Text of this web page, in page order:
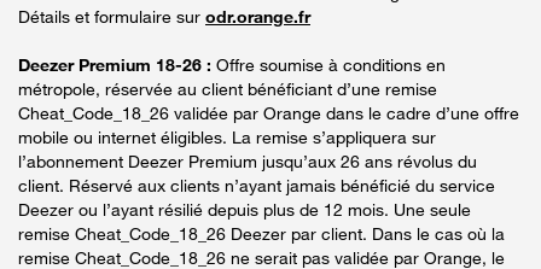
Détails et formulaire sur odr.orange.fr
Deezer Premium 18-26 : Offre soumise à conditions en
métropole, réservée au client bénéficiant d’une remise
Cheat_Code_18_26 validée par Orange dans le cadre d’une offre
mobile ou internet éligibles. La remise s’appliquera sur
l’abonnement Deezer Premium jusqu’aux 26 ans révolus du
client. Réservé aux clients n’ayant jamais bénéficié du service
Deezer ou l’ayant résilié depuis plus de 12 mois. Une seule
remise Cheat_Code_18_26 Deezer par client. Dans le cas où la
remise Cheat_Code_18_26 ne serait pas validée par Orange, le